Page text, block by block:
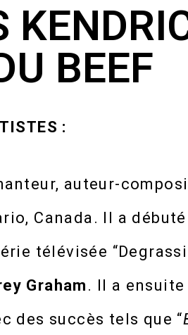
BEEF
:
auteur-
Canada. Il a
télévisée
Graham . Il a
des succès tels que “